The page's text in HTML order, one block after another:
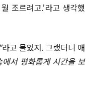
조르려고.'라고 생각했
라고 물었지. 그랬더니 애
서 평화롭게 시간을 보